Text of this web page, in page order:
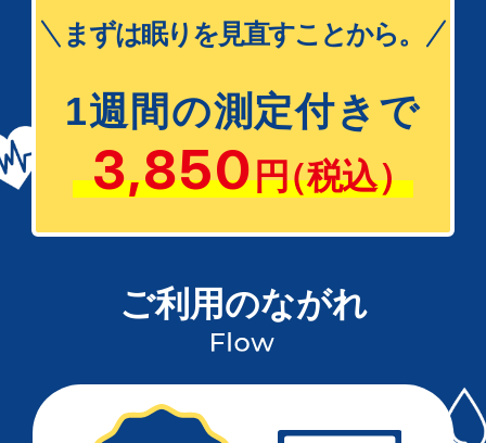
まずは眠りを見直すことから。
1週間の測定付きで
3,850円（税込）
ご利用のながれ